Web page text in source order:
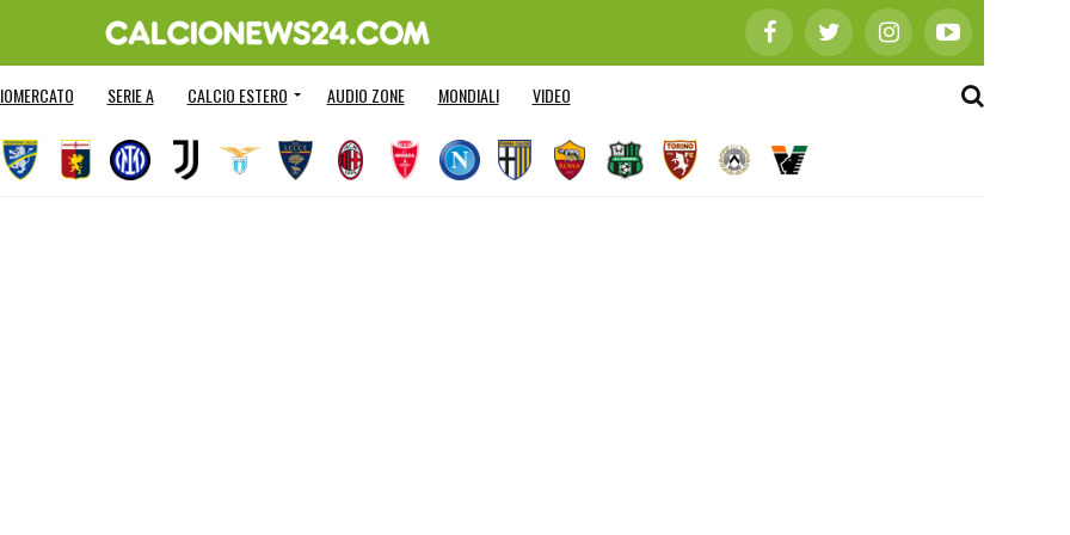
SERIE A CALCIO ESTERO AUDIO ZONE MONDIALI VIDEO